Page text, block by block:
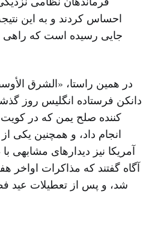
احساس کردند و به این
جایی رسیده است که راهی
در همین راستا، «الشرق
دانکن فرستاده انگلیس روز
کننده صلح یمن که در کویت
انجام داد، و همچنین یکی
آمریکا نیز دیدارهای مشابهی
آگاه گفتند که مذاکرات اواخر
شد، و پس از تعطیلات عید